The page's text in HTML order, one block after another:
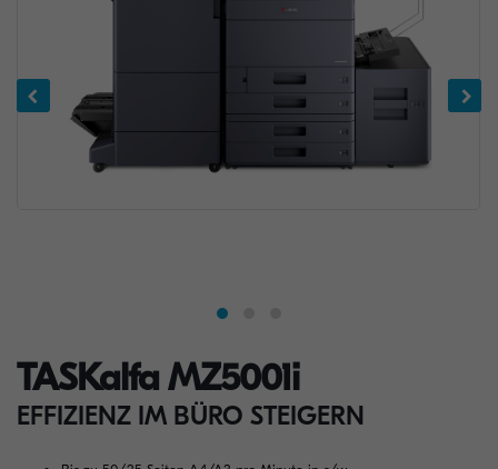
TASKalfa MZ5001i
EFFIZIENZ IM BÜRO STEIGERN